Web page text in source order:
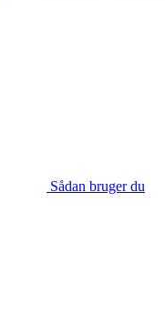
Sådan bruger du